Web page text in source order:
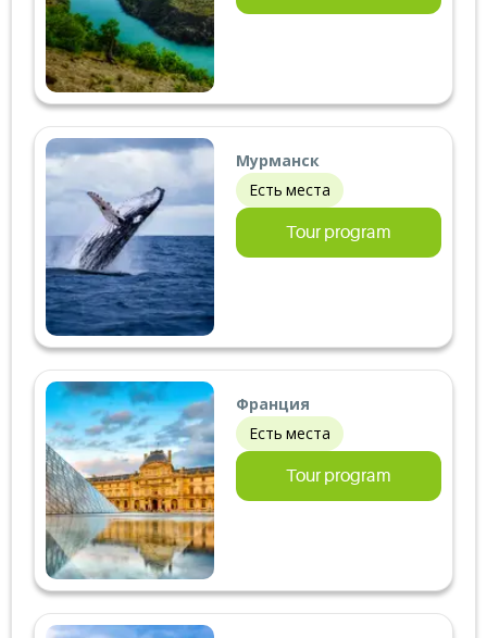
Мурманск
Есть места
Tour program
Франция
Есть места
Tour program